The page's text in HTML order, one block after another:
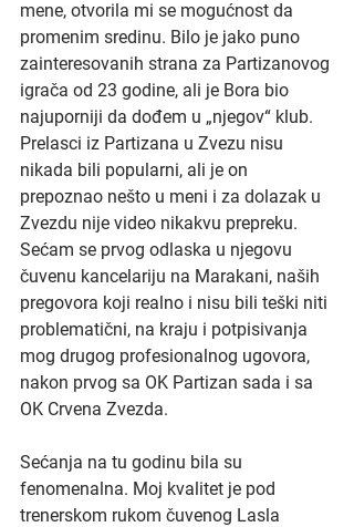
mene, otvorila mi se mogućnost da
promenim sredinu. Bilo je jako puno
zainteresovanih strana za Partizanovog
igrača od 23 godine, ali je Bora bio
najuporniji da dođem u „njegov“ klub.
Prelasci iz Partizana u Zvezu nisu
nikada bili popularni, ali je on
prepoznao nešto u meni i za dolazak u
Zvezdu nije video nikakvu prepreku.
Sećam se prvog odlaska u njegovu
čuvenu kancelariju na Marakani, naših
pregovora koji realno i nisu bili teški niti
problematični, na kraju i potpisivanja
mog drugog profesionalnog ugovora,
nakon prvog sa OK Partizan sada i sa
OK Crvena Zvezda.
Sećanja na tu godinu bila su
fenomenalna. Moj kvalitet je pod
trenerskom rukom čuvenog Lasla